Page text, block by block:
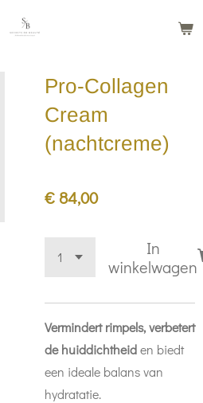
Pro-Collagen
Cream
(nachtcreme)
€ 84,00
In
winkelwagen
Vermindert rimpels, verbetert
de huiddichtheiden biedt
een ideale balans van
hydratatie.